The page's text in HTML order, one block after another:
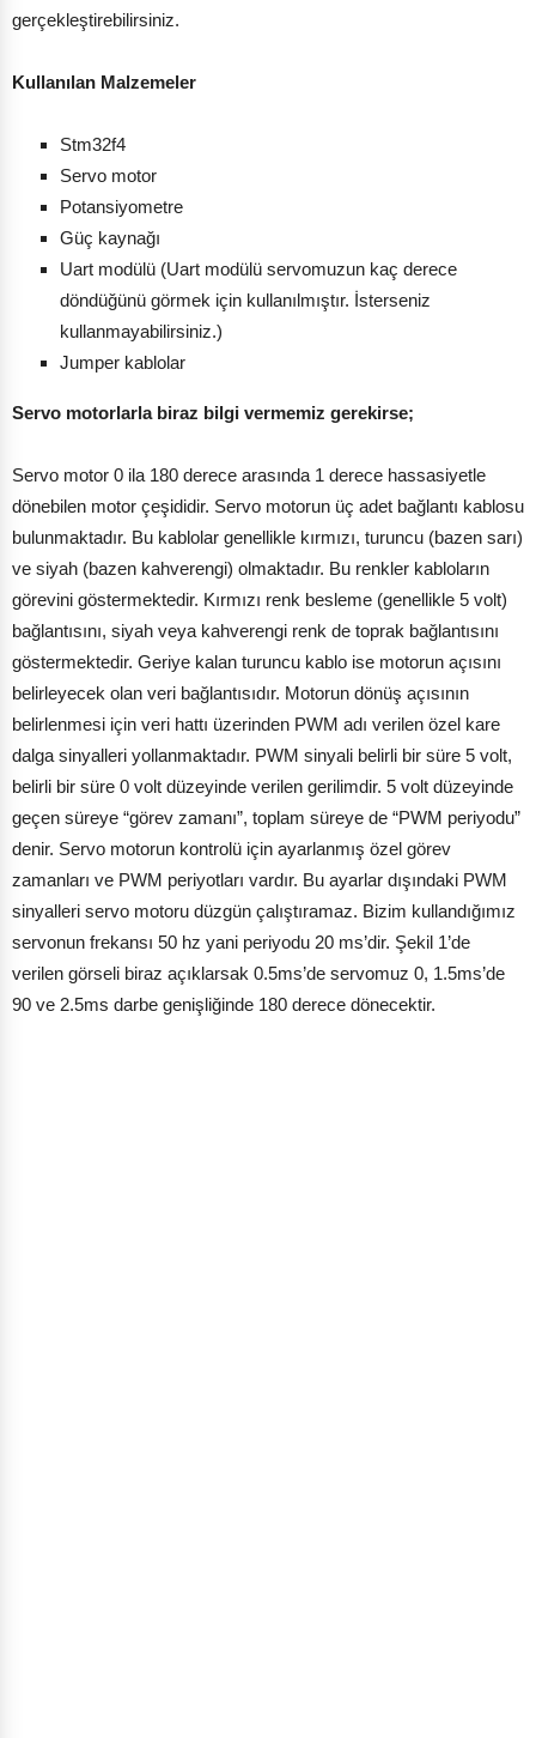
gerçekleştirebilirsiniz.
Kullanılan Malzemeler
Stm32f4
Servo motor
Potansiyometre
Güç kaynağı
Uart modülü (Uart modülü servomuzun kaç derece
döndüğünü görmek için kullanılmıştır. İsterseniz
kullanmayabilirsiniz.)
Jumper kablolar
Servo motorlarla biraz bilgi vermemiz gerekirse;
Servo motor 0 ila 180 derece arasında 1 derece hassasiyetle
dönebilen motor çeşididir. Servo motorun üç adet bağlantı kablosu
bulunmaktadır. Bu kablolar genellikle kırmızı, turuncu (bazen sarı)
ve siyah (bazen kahverengi) olmaktadır. Bu renkler kabloların
görevini göstermektedir. Kırmızı renk besleme (genellikle 5 volt)
bağlantısını, siyah veya kahverengi renk de toprak bağlantısını
göstermektedir. Geriye kalan turuncu kablo ise motorun açısını
belirleyecek olan veri bağlantısıdır. Motorun dönüş açısının
belirlenmesi için veri hattı üzerinden PWM adı verilen özel kare
dalga sinyalleri yollanmaktadır. PWM sinyali belirli bir süre 5 volt,
belirli bir süre 0 volt düzeyinde verilen gerilimdir. 5 volt düzeyinde
geçen süreye “görev zamanı”, toplam süreye de “PWM periyodu”
denir. Servo motorun kontrolü için ayarlanmış özel görev
zamanları ve PWM periyotları vardır. Bu ayarlar dışındaki PWM
sinyalleri servo motoru düzgün çalıştıramaz. Bizim kullandığımız
servonun frekansı 50 hz yani periyodu 20 ms’dir. Şekil 1’de
verilen görseli biraz açıklarsak 0.5ms’de servomuz 0, 1.5ms’de
90 ve 2.5ms darbe genişliğinde 180 derece dönecektir.